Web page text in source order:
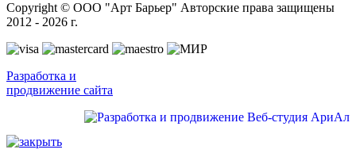
Copyright © ООО "Арт Барьер" Авторские права защищены
2012 - 2026 г.
Разработка и
продвижение сайта